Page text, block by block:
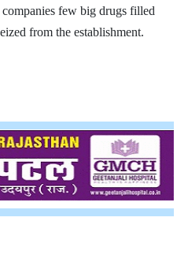
few big drugs filled
from the establishment.